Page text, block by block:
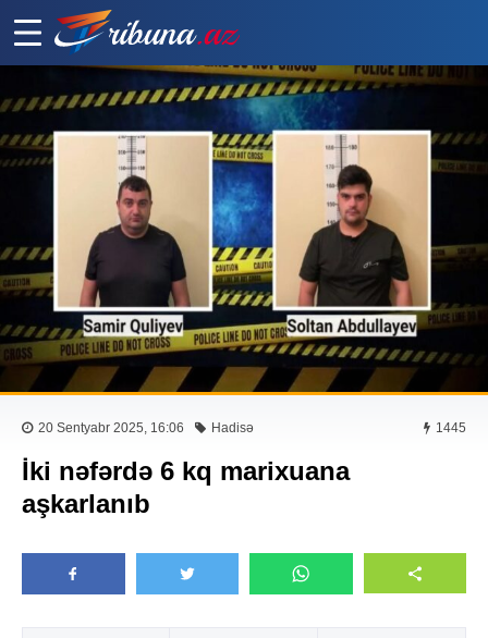
20 Sentyabr 2025, 16:06 Hadisə 1445
İki nəfərdə 6 kq marixuana
aşkarlanıb